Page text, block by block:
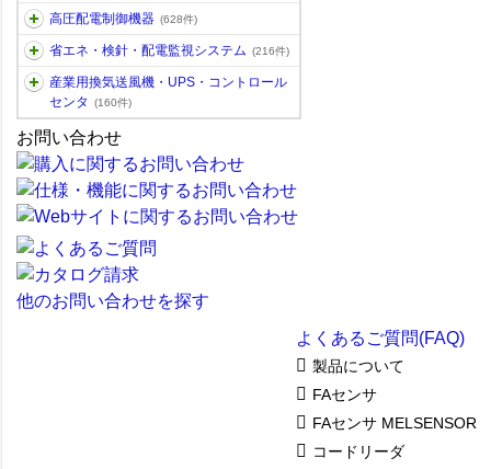
高圧配電制御機器 (628件)
省エネ・検針・配電監視システム (216件)
産業用換気送風機・UPS・コントロール
センタ
(160件)
お問い合わせ
他のお問い合わせを探す
よくあるご質問(FAQ)
製品について
FAセンサ
FAセンサ MELSENSOR
コードリーダ